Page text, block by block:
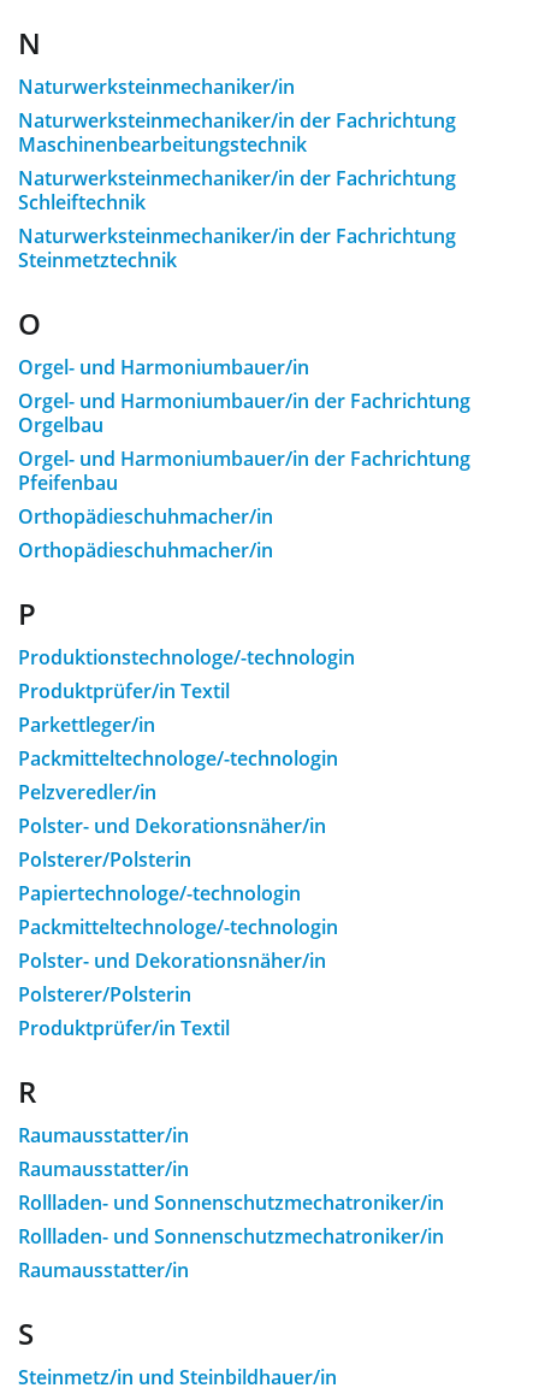
N
Naturwerksteinmechaniker/in
Naturwerksteinmechaniker/in der Fachrichtung
Maschinenbearbeitungstechnik
Naturwerksteinmechaniker/in der Fachrichtung
Schleiftechnik
Naturwerksteinmechaniker/in der Fachrichtung
Steinmetztechnik
O
Orgel- und Harmoniumbauer/in
Orgel- und Harmoniumbauer/in der Fachrichtung
Orgelbau
Orgel- und Harmoniumbauer/in der Fachrichtung
Pfeifenbau
Orthopädieschuhmacher/in
Orthopädieschuhmacher/in
P
Produktionstechnologe/-technologin
Produktprüfer/in Textil
Parkettleger/in
Packmitteltechnologe/-technologin
Pelzveredler/in
Polster- und Dekorationsnäher/in
Polsterer/Polsterin
Papiertechnologe/-technologin
Packmitteltechnologe/-technologin
Polster- und Dekorationsnäher/in
Polsterer/Polsterin
Produktprüfer/in Textil
R
Raumausstatter/in
Raumausstatter/in
Rollladen- und Sonnenschutzmechatroniker/in
Rollladen- und Sonnenschutzmechatroniker/in
Raumausstatter/in
S
Steinmetz/in und Steinbildhauer/in